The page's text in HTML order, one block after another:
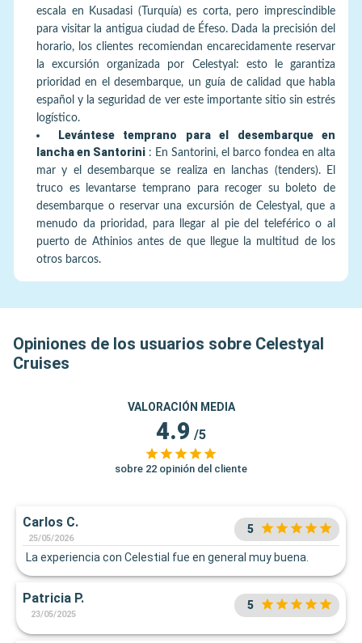
escala en Kusadasi (Turquía) es corta, pero imprescindible
para visitar la antigua ciudad de Éfeso. Dada la precisión del
horario, los clientes recomiendan encarecidamente reservar
la excursión organizada por Celestyal: esto le garantiza
prioridad en el desembarque, un guía de calidad que habla
español y la seguridad de ver este importante sitio sin estrés
logístico.
Levántese temprano para el desembarque en
lancha en Santorini : En Santorini, el barco fondea en alta
mar y el desembarque se realiza en lanchas (tenders). El
truco es levantarse temprano para recoger su boleto de
desembarque o reservar una excursión de Celestyal, que a
menudo da prioridad, para llegar al pie del teleférico o al
puerto de Athinios antes de que llegue la multitud de los
otros barcos.
Opiniones de los usuarios sobre Celestyal
Cruises
VALORACIÓN MEDIA
4.9 /5
sobre 22 opinión del cliente
Carlos C.
25/05/2026
5
La experiencia con Celestial fue en general muy buena.
Patricia P.
23/05/2025
5